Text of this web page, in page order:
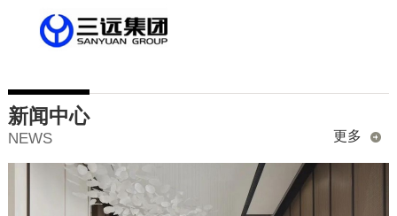
新闻中心
NEWS 更多